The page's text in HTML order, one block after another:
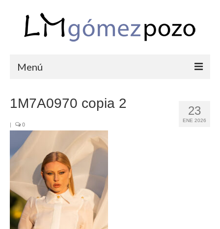
Menú
COMUNIONES
CORPORATIVAS
SEMANA SANTA
BLOG
SOBRE LM
23
ENE 2026
1M7A0970 copia 2
| 0